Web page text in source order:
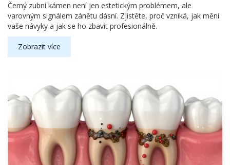
Černý zubní kámen není jen estetickým problémem, ale
varovným signálem zánětu dásní. Zjistěte, proč vzniká, jak mění
vaše návyky a jak se ho zbavit profesionálně.
Zobrazit více